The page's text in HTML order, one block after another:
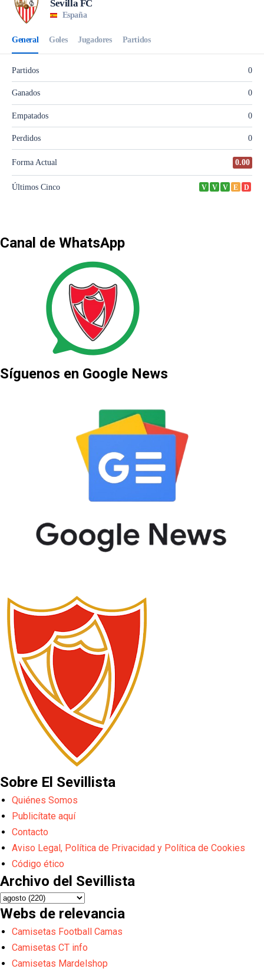
Canal de WhatsApp
Síguenos en Google News
Sobre El Sevillista
Quiénes Somos
Publicítate aquí
Contacto
Aviso Legal, Política de Privacidad y Política de Cookies
Código ético
Archivo del Sevillista
Webs de relevancia
Camisetas Football Camas
Camisetas CT info
Camisetas Mardelshop